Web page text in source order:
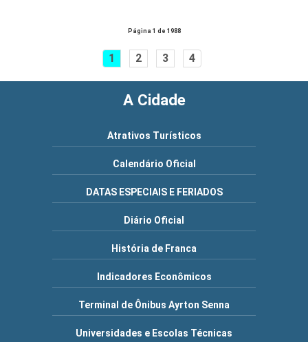
Página 1 de 1988
1 2 3 4
A Cidade
Atrativos Turísticos
Calendário Oficial
DATAS ESPECIAIS E FERIADOS
Diário Oficial
História de Franca
Indicadores Econômicos
Terminal de Ônibus Ayrton Senna
Universidades e Escolas Técnicas